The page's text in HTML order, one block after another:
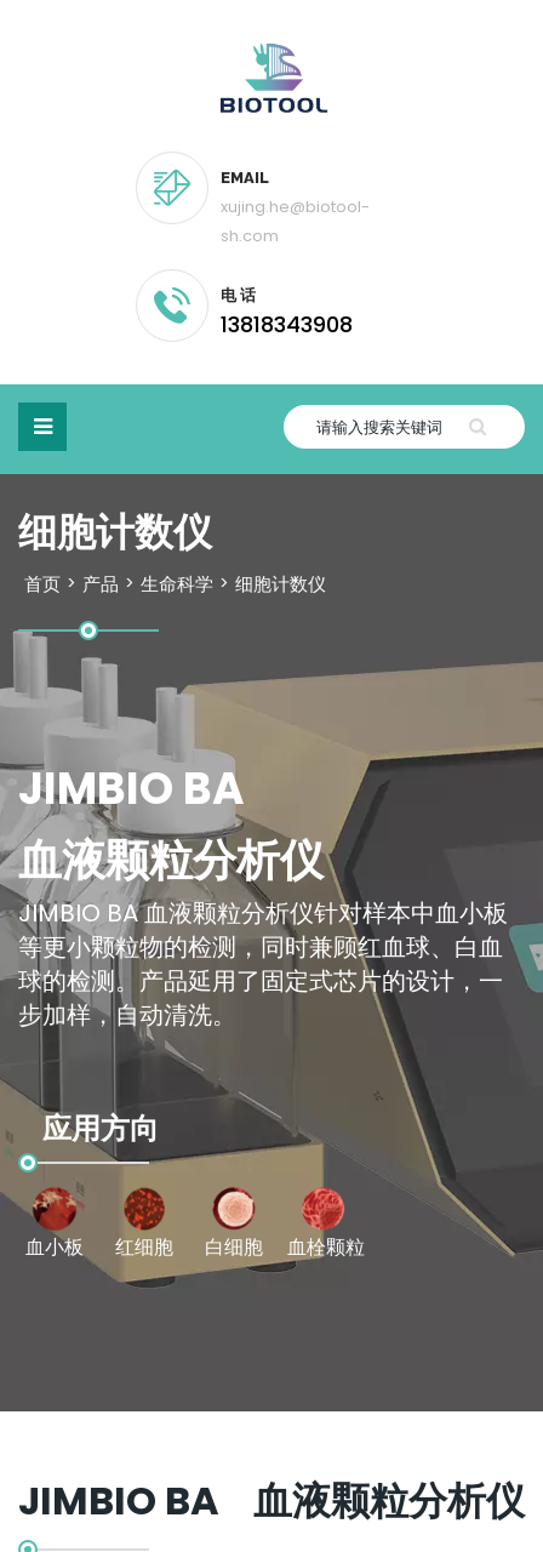
EMAIL
xujing.he@biotool-
sh.com
电 话
13818343908
细胞计数仪
首页 > 产品 > 生命科学 > 细胞计数仪
JIMBIO BA
血液颗粒分析仪
JIMBIO BA 血液颗粒分析仪针对样本中血小板
等更小颗粒物的检测，同时兼顾红血球、白血
球的检测。产品延用了固定式芯片的设计，一
步加样，自动清洗。
应用方向
血小板 红细胞 白细胞 血栓颗粒
JIMBIO BA 血液颗粒分析仪